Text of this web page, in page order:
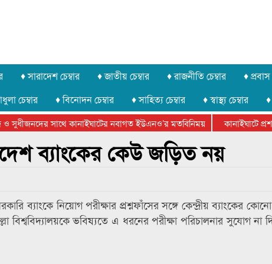
♦ সারাদেশ চেম্বার ♦ জাতীয় চেম্বার ♦ রাজনীতি চেম্বার ♦ প্রবাস
চেম্বার ♦ বিনোদন চেম্বার ♦ সাহিত্য চেম্বার ♦ স্বাস্থ্য চেম্বার
সাথে কানাইঘাটের নবাগত ইউএনও’র মতবিনিময় কানাইঘাটে
ফেডারেশানের বিভাগীয় অভিনয় কর্মশালা সম্পন্ন
ব্যাংকের কেউ জড়িত নয়
ব্যাংকে নিয়োগ পরীক্ষার প্রশ্নফাঁসের সঙ্গে কেন্দ্রীয় ব্যাংকের
বিশ্ববিদ্যালয়কে ভবিষ্যতে এ ধরনের পরীক্ষা পরিচালনার সুযোগ না